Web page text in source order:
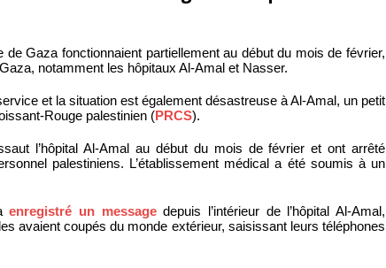
Gaza fonctionnaient partiellement au début du mois de février,
notamment les hôpitaux Al-Amal et Nasser.
et la situation est également désastreuse à Al-Amal, un petit
Rouge palestinien (PRCS).
l’hôpital Al-Amal au début du mois de février et ont arrêté
palestiniens. L’établissement médical a été soumis à un
enregistré un messagedepuis l’intérieur de l’hôpital Al-Amal,
avaient coupés du monde extérieur, saisissant leurs téléphones